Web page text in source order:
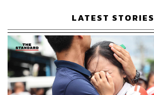
LATEST STORIES